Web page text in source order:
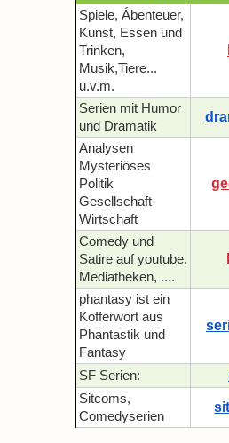
Spiele, Ábenteuer,
Kunst, Essen und
Trinken,
Musik,Tiere...
u.v.m.
Serien mit Humor
und Dramatik
Analysen
Mysteriöses
Politik
Gesellschaft
Wirtschaft
Comedy und
Satire auf youtube,
Mediatheken, ....
phantasy ist ein
Kofferwort aus
Phantastik und
Fantasy
SF Serien:
Sitcoms,
Comedyserien